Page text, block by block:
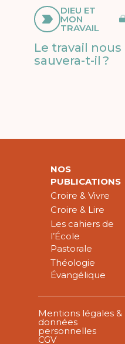
DIEU ET
MON
TRAVAIL
Le travail nous
sauvera-t-il ?
NOS
PUBLICATIONS
Croire & Vivre
Croire & Lire
Les cahiers de
l’École
Pastorale
Théologie
Évangélique
Mentions légales &
données
personnelles
CGV